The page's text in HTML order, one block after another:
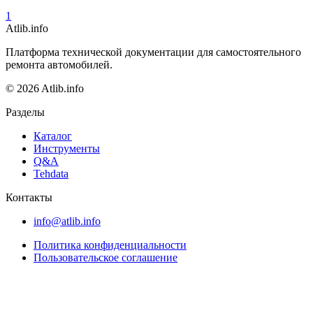
1
Atlib.info
Платформа технической документации для самостоятельного
ремонта автомобилей.
© 2026 Atlib.info
Разделы
Каталог
Инструменты
Q&A
Tehdata
Контакты
info@atlib.info
Политика конфиденциальности
Пользовательское соглашение